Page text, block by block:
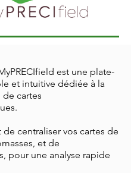
est une plate-
et intuitive dédiée à la
cartes
de centraliser vos cartes de
et de
pour une analyse rapide